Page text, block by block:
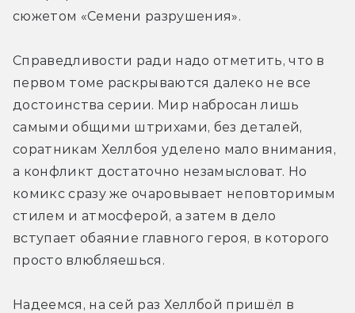
сюжетом «Семени разрушения».
Справедливости ради надо отметить, что в
первом томе раскрываются далеко не все
достоинства серии. Мир набросан лишь
самыми общими штрихами, без деталей,
соратникам Хеллбоя уделено мало внимания,
а конфликт достаточно незамысловат. Но
комикс сразу же очаровывает неповторимым
стилем и атмосферой, а затем в дело
вступает обаяние главного героя, в которого
просто влюбляешься.
Надеемся, на сей раз Хеллбой пришёл в